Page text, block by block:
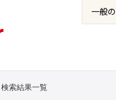
一般の
検索結果一覧